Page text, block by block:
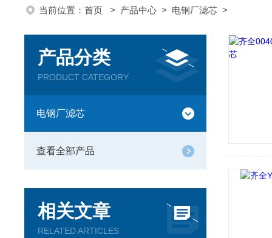
当前位置： 首页 > 产品中心 > 电钢厂滤芯 >
产品分类
PRODUCT CATEGORY
电钢厂滤芯
查看全部产品
相关文章
RELATED ARTICLES